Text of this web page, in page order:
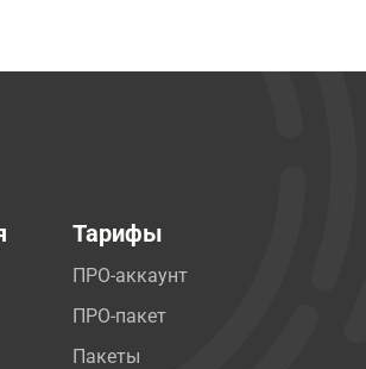
Тарифы
ПРО-аккаунт
ПРО-пакет
Пакеты